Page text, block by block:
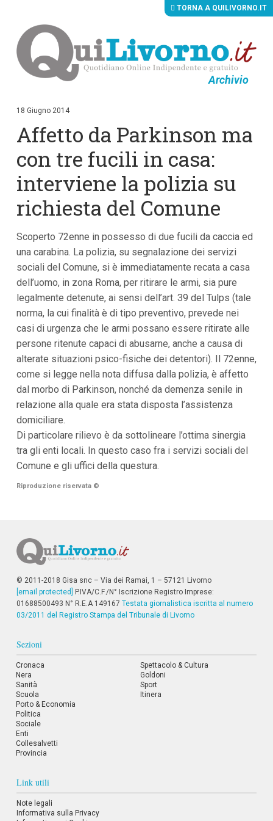
Archivio
i
c
n
e
n
p
r
i
c
i
p
l
i
a
i
l
M
n
ù
r
i
n
c
a
i
f
o
n
d
TORNA A QUILIVORNO.IT
18 Giugno 2014
Affetto da Parkinson ma
con tre fucili in casa:
interviene la polizia su
richiesta del Comune
Scoperto 72enne in possesso di due fucili da caccia ed
una carabina. La polizia, su segnalazione dei servizi
sociali del Comune, si è immediatamente recata a casa
dell’uomo, in zona Roma, per ritirare le armi, sia pure
legalmente detenute, ai sensi dell’art. 39 del Tulps (tale
norma, la cui finalità è di tipo preventivo, prevede nei
casi di urgenza che le armi possano essere ritirate alle
persone ritenute capaci di abusarne, anche a causa di
alterate situazioni psico-fisiche dei detentori). Il 72enne,
come si legge nella nota diffusa dalla polizia, è affetto
dal morbo di Parkinson, nonché da demenza senile in
relazione alla quale era stata disposta l’assistenza
domiciliare.
Di particolare rilievo è da sottolineare l’ottima sinergia
tra gli enti locali. In questo caso fra i servizi sociali del
Comune e gli uffici della questura.
Riproduzione riservata ©
© 2011-2018 Gisa snc – Via dei Ramai, 1 – 57121 Livorno
[email protected]
P.IVA/C.F./N° Iscrizione Registro Imprese:
01688500493 N° R.E.A 149167 Testata giornalistica iscritta al numero
03/2011 del Registro Stampa del Tribunale di Livorno
Sezioni
Cronaca
Nera
Sanità
Scuola
Porto & Economia
Politica
Sociale
Enti
Collesalvetti
Provincia
Spettacolo & Cultura
Goldoni
Sport
Itinera
Link utili
Note legali
Informativa sulla Privacy